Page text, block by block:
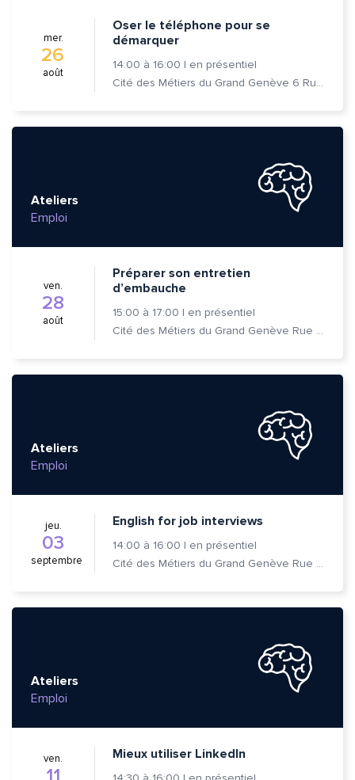
mer.
26
août
Oser le téléphone pour se
démarquer
14:00 à 16:00 | en présentiel
Cité des Métiers du Grand Genève 6 Rue Prévost-Martin 1205 Genève
Ateliers
Emploi
ven.
28
août
Préparer son entretien
d’embauche
15:00 à 17:00 | en présentiel
Cité des Métiers du Grand Genève Rue Prévost-Martin 6 1205 Genève
Ateliers
Emploi
jeu.
03
septembre
English for job interviews
14:00 à 16:00 | en présentiel
Cité des Métiers du Grand Genève Rue Prévost-Martin 6 1205 Genève
Ateliers
Emploi
ven. Mieux utiliser LinkedIn